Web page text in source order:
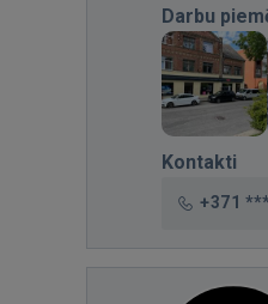
Darbu
Kontakti
+371